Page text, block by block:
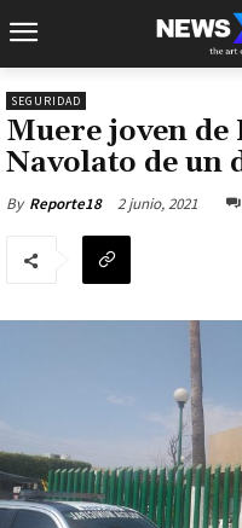
SEGURIDAD
Muere joven de
Navolato de un
By Reporte18 2 junio, 2021